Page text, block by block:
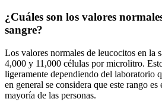
¿Cuáles son los valores
sangre?
Los valores normales de leucocitos en la
4,000 y 11,000 células por microlitro.
ligeramente dependiendo del laboratorio
en general se considera que este rango es
mayoría de las personas.